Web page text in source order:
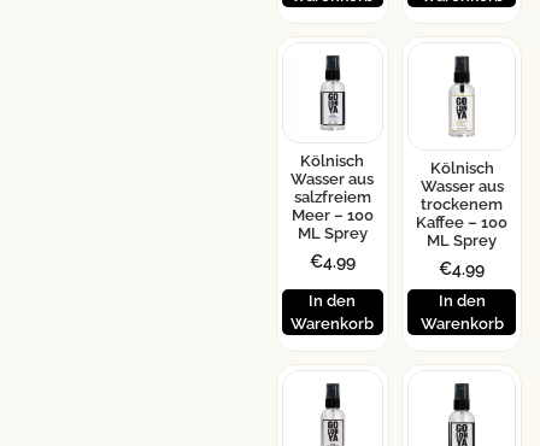
Kölnisch
Wasser aus
salzfreiem
Meer – 100
ML Sprey
€4.99
In den
Warenkorb
Kölnisch
Wasser aus
trockenem
Kaffee – 100
ML Sprey
€4.99
In den
Warenkorb